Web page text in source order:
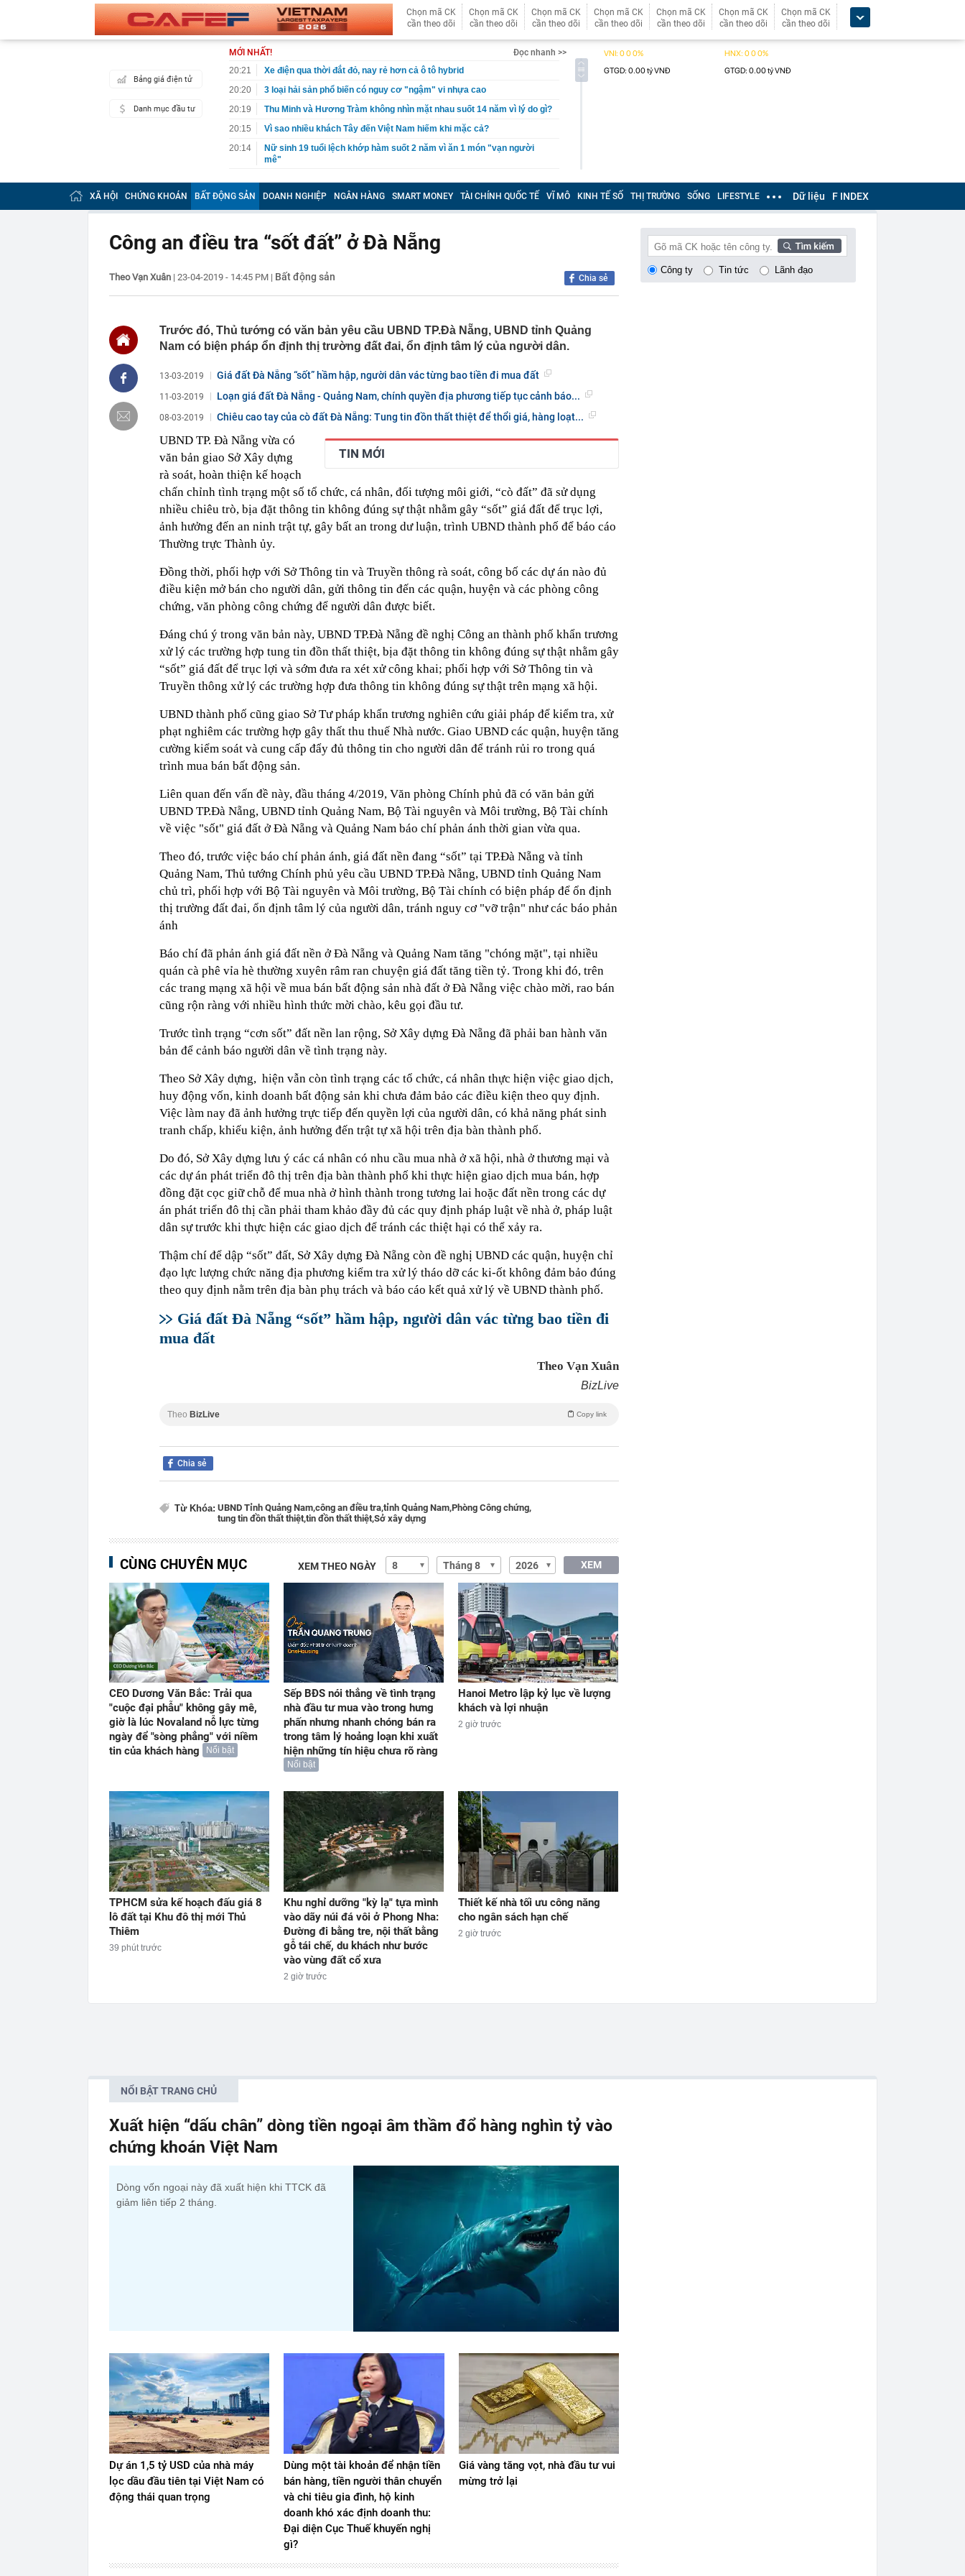
Chọn mã CK
cần theo dõi
Chọn mã CK
cần theo dõi
Chọn mã CK
cần theo dõi
Chọn mã CK
cần theo dõi
Chọn mã CK
cần theo dõi
Chọn mã CK
cần theo dõi
Chọn mã CK
cần theo dõi
Bảng giá điện tử
Danh mục đầu tư
MỚI NHẤT!
Đọc nhanh >>
20:21
Xe điện qua thời đắt đỏ, nay rẻ hơn cả ô tô hybrid
20:20
3 loại hải sản phổ biến có nguy cơ "ngậm" vi nhựa cao
20:19
Thu Minh và Hương Tràm không nhìn mặt nhau suốt 14 năm vì lý do gì?
20:15
Vì sao nhiều khách Tây đến Việt Nam hiếm khi mặc cả?
20:14
Nữ sinh 19 tuổi lệch khớp hàm suốt 2 năm vì ăn 1 món "vạn người
mê"
công an SĐT 0936440516
20:07
Mỹ chi 400 triệu USD cho vũ khí laser, thúc đẩy Golden Dome
19:50
Dàn sao Việt hội ngộ tại sự kiện đặc biệt, khám phá xu hướng biến nhà
19:49
Tự uống 3 loại canxi/ngày, xương chưa khỏe đã phát hiện sỏi thận
19:40
Ô tô biển Hà Nội mắc 96 lỗi phạt nguội ở Phú Thọ, riêng tháng 7 vi
19:35
Bữa ăn vợ nấu cho Xuân Son
19:32
Trung Quốc mở rộng mỏ đất hiếm lớn nhất thế giới thêm 50%, nhưng
19:32
Britney Spears bất ổn
19:22
Ra quyết định khởi tố chủ hộ kinh doanh Nguyễn Văn Chung
19:20
Vietlott 8/8 - Xổ số Power 6/55 - Kết quả xổ số Vietlott hôm nay
19:17
Không phải Nga hay Mỹ, "quán quân" sử dụng điện từ năng lượng hạt
nhân là quốc gia nào?
19:12
Tin mới nhất về đợt nắng nóng gay gắt kéo dài nhiều ngày ở miền Bắc
19:12
Bắt tạm giam, khám xét nơi ở của Ngô Thùy Linh SN 1979 liên quan
đến số tiền hơn 7 tỷ đồng
19:10
Mạng xã hội tìm danh tính trọng tài bắt trận Việt Nam - Campuchia
XÃ HỘI CHỨNG KHOÁN BẤT ĐỘNG SẢN DOANH NGHIỆP NGÂN HÀNG SMART MONEY TÀI CHÍNH QUỐC TẾ VĨ MÔ KINH TẾ SỐ THỊ TRƯỜNG SỐNG LIFESTYLE Dữ liệu F INDEX
Công an điều tra “sốt đất” ở Đà Nẵng
Theo Vạn Xuân | 23-04-2019 - 14:45 PM | Bất động sản Chia sẻ
Trước đó, Thủ tướng có văn bản yêu cầu UBND TP.Đà Nẵng, UBND tỉnh Quảng
Nam có biện pháp ổn định thị trường đất đai, ổn định tâm lý của người dân.
13-03-2019 Giá đất Đà Nẵng “sốt” hầm hập, người dân vác từng bao tiền đi mua đất
11-03-2019 Loạn giá đất Đà Nẵng - Quảng Nam, chính quyền địa phương tiếp tục cảnh báo...
08-03-2019 Chiêu cao tay của cò đất Đà Nẵng: Tung tin đồn thất thiệt để thổi giá, hàng loạt...
TIN MỚI
UBND TP. Đà Nẵng vừa có
văn bản giao Sở Xây dựng
rà soát, hoàn thiện kế hoạch
chấn chỉnh tình trạng một số tổ chức, cá nhân, đối tượng môi giới, “cò đất” đã sử dụng
nhiều chiêu trò, bịa đặt thông tin không đúng sự thật nhằm gây “sốt” giá đất để trục lợi,
ảnh hưởng đến an ninh trật tự, gây bất an trong dư luận, trình UBND thành phố để báo cáo
Thường trực Thành ủy.
Đồng thời, phối hợp với Sở Thông tin và Truyền thông rà soát, công bố các dự án nào đủ
điều kiện mở bán cho người dân, gửi thông tin đến các quận, huyện và các phòng công
chứng, văn phòng công chứng để người dân được biết.
Đáng chú ý trong văn bản này, UBND TP.Đà Nẵng đề nghị Công an thành phố khẩn trương
xử lý các trường hợp tung tin đồn thất thiệt, bịa đặt thông tin không đúng sự thật nhằm gây
“sốt” giá đất để trục lợi và sớm đưa ra xét xử công khai; phối hợp với Sở Thông tin và
Truyền thông xử lý các trường hợp đưa thông tin không đúng sự thật trên mạng xã hội.
UBND thành phố cũng giao Sở Tư pháp khẩn trương nghiên cứu giải pháp để kiểm tra, xử
phạt nghiêm các trường hợp gây thất thu thuế Nhà nước. Giao UBND các quận, huyện tăng
cường kiểm soát và cung cấp đẩy đủ thông tin cho người dân để tránh rủi ro trong quá
trình mua bán bất động sản.
Liên quan đến vấn đề này, đầu tháng 4/2019, Văn phòng Chính phủ đã có văn bản gửi
UBND TP.Đà Nẵng, UBND tỉnh Quảng Nam, Bộ Tài nguyên và Môi trường, Bộ Tài chính
về việc "sốt" giá đất ở Đà Nẵng và Quảng Nam báo chí phản ánh thời gian vừa qua.
Theo đó, trước việc báo chí phản ánh, giá đất nền đang “sốt” tại TP.Đà Nẵng và tỉnh
Quảng Nam, Thủ tướng Chính phủ yêu cầu UBND TP.Đà Nẵng, UBND tỉnh Quảng Nam
chủ trì, phối hợp với Bộ Tài nguyên và Môi trường, Bộ Tài chính có biện pháp để ổn định
thị trường đất đai, ổn định tâm lý của người dân, tránh nguy cơ "vỡ trận" như các báo phản
ánh
Báo chí đã phản ánh giá đất nền ở Đà Nẵng và Quảng Nam tăng "chóng mặt", tại nhiều
quán cà phê vỉa hè thường xuyên râm ran chuyện giá đất tăng tiền tỷ. Trong khi đó, trên
các trang mạng xã hội về mua bán bất động sản nhà đất ở Đà Nẵng việc chào mời, rao bán
cũng rộn ràng với nhiều hình thức mời chào, kêu gọi đầu tư.
Trước tình trạng “cơn sốt” đất nền lan rộng, Sở Xây dựng Đà Nẵng đã phải ban hành văn
bản để cảnh báo người dân về tình trạng này.
Theo Sở Xây dựng, hiện vẫn còn tình trạng các tổ chức, cá nhân thực hiện việc giao dịch,
huy động vốn, kinh doanh bất động sản khi chưa đảm bảo các điều kiện theo quy định.
Việc làm nay đã ảnh hưởng trực tiếp đến quyền lợi của người dân, có khả năng phát sinh
tranh chấp, khiếu kiện, ảnh hưởng đến trật tự xã hội trên địa bàn thành phố.
Do đó, Sở Xây dựng lưu ý các cá nhân có nhu cầu mua nhà ở xã hội, nhà ở thương mại và
các dự án phát triển đô thị trên địa bàn thành phố khi thực hiện giao dịch mua bán, hợp
đồng đặt cọc giữ chỗ để mua nhà ở hình thành trong tương lai hoặc đất nền trong các dự
án phát triển đô thị cần phải tham khảo đầy đủ các quy định pháp luật về nhà ở, pháp luật
dân sự trước khi thực hiện các giao dịch để tránh các thiệt hại có thể xảy ra.
Thậm chí để dập “sốt” đất, Sở Xây dựng Đà Nẵng còn đề nghị UBND các quận, huyện chỉ
đạo lực lượng chức năng địa phương kiểm tra xử lý tháo dỡ các ki-ốt không đảm bảo đúng
theo quy định nằm trên địa bàn phụ trách và báo cáo kết quả xử lý về UBND thành phố.
Giá đất Đà Nẵng “sốt” hầm hập, người dân vác từng bao tiền đi
mua đất
Theo Vạn Xuân
BizLive
Theo BizLive Copy link
Chia sẻ
Từ Khóa: UBND Tỉnh Quảng Nam,công an điều tra,tỉnh Quảng Nam,Phòng Công chứng,
tung tin đồn thất thiệt,tin đồn thất thiệt,Sở xây dựng
CÙNG CHUYÊN MỤC XEM THEO NGÀY XEM
CEO Dương Văn Bắc: Trải qua
"cuộc đại phẫu" không gây mê,
giờ là lúc Novaland nỗ lực từng
ngày để "sòng phẳng" với niềm
tin của khách hàng
Nổi bật
Sếp BĐS nói thẳng về tình trạng
nhà đầu tư mua vào trong hưng
phấn nhưng nhanh chóng bán ra
trong tâm lý hoảng loạn khi xuất
hiện những tín hiệu chưa rõ ràng
Nổi bật
Hanoi Metro lập kỷ lục về lượng
khách và lợi nhuận
2 giờ trước
TPHCM sửa kế hoạch đấu giá 8
lô đất tại Khu đô thị mới Thủ
Thiêm
39 phút trước
Khu nghỉ dưỡng "kỳ lạ" tựa mình
vào dãy núi đá vôi ở Phong Nha:
Đường đi bằng tre, nội thất bằng
gỗ tái chế, du khách như bước
vào vùng đất cổ xưa
2 giờ trước
Thiết kế nhà tối ưu công năng
cho ngân sách hạn chế
2 giờ trước
Công ty Tin tức Lãnh đạo
NỔI BẬT TRANG CHỦ
Xuất hiện “dấu chân” dòng tiền ngoại âm thầm đổ hàng nghìn tỷ vào
chứng khoán Việt Nam
Dòng vốn ngoại này đã xuất hiện khi TTCK đã
giảm liên tiếp 2 tháng.
Dự án 1,5 tỷ USD của nhà máy
lọc dầu đầu tiên tại Việt Nam có
động thái quan trọng
Dùng một tài khoản để nhận tiền
bán hàng, tiền người thân chuyển
và chi tiêu gia đình, hộ kinh
doanh khó xác định doanh thu:
Đại diện Cục Thuế khuyến nghị
gì?
Giá vàng tăng vọt, nhà đầu tư vui
mừng trở lại